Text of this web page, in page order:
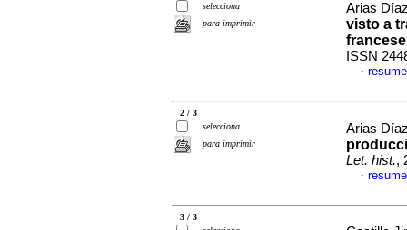
selecciona
para imprimir
Arias
visto a
ISSN
·
2 / 3
selecciona
para imprimir
Arias
Let. hist.,
·
3 / 3